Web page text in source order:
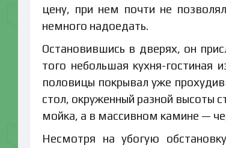
цену, при нем почти не
немного надоедать.
Остановившись в дверях, он
того небольшая кухня-гостиная
половицы покрывал уже
стол, окруженный разной высоты
мойка, а в массивном камине —
Несмотря на убогую